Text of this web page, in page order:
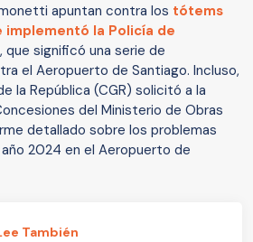
apuntan contra los tótems
la Policía de
que significó una serie de
el Aeropuerto de Santiago. Incluso,
la República (CGR) solicitó a la
del Ministerio de Obras
detallado sobre los problemas
2024 en el Aeropuerto de
También